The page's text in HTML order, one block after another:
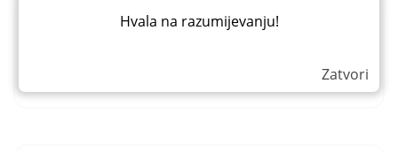
Zatvori
Hvala na razumijevanju!